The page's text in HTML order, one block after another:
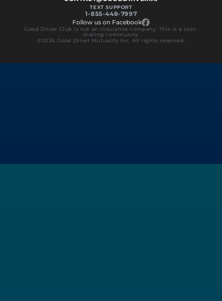
TEXT SUPPORT
1-855-448-7997
Follow us on Facebook
Good Driver Club is not an insurance company. This is a cost-
sharing community.
©2026 Good Driver Mutuality Inc. All rights reserved.